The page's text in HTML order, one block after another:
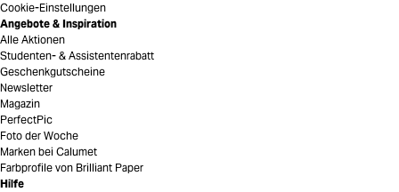
Cookie-Einstellungen
Angebote & Inspiration
Alle Aktionen
Studenten- & Assistentenrabatt
Geschenkgutscheine
Newsletter
Magazin
PerfectPic
Foto der Woche
Marken bei Calumet
Farbprofile von Brilliant Paper
Hilfe